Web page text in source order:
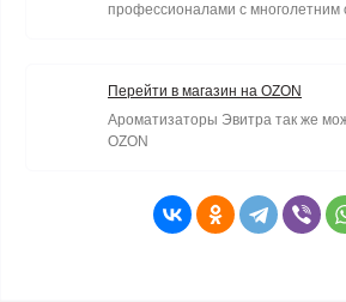
профессионалами с многолетним
Перейти в магазин на OZON
Ароматизаторы Эвитра так же
OZON